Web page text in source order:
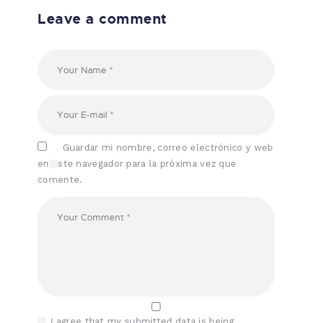
Leave a comment
Guardar mi nombre, correo electrónico y web
en este navegador para la próxima vez que
comente.